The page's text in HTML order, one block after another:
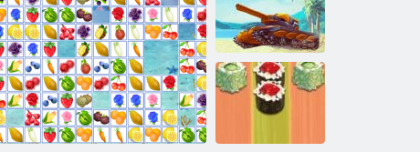
Tanki online